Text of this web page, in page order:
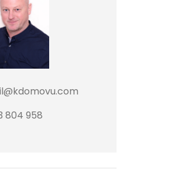
804 958